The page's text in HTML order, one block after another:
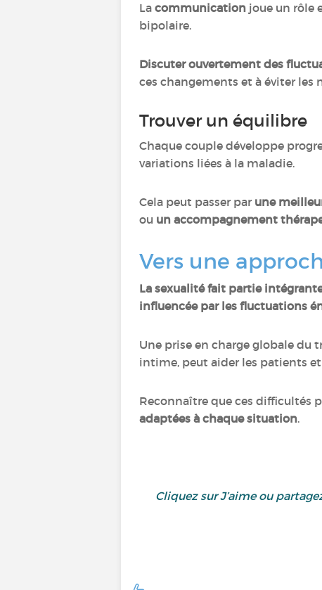
La communication joue un rôle
bipolaire.
Discuter ouvertement des
ces changements et à éviter les
Trouver un équilibre
Chaque couple développe
variations liées à la maladie.
Cela peut passer par une
ou un accompagnement
Vers une
La sexualité fait partie
influencée par les fluctuations
Une prise en charge globale du
intime, peut aider les patients
Reconnaître que ces difficultés
adaptées à chaque situation.
Cliquez sur J’aime ou